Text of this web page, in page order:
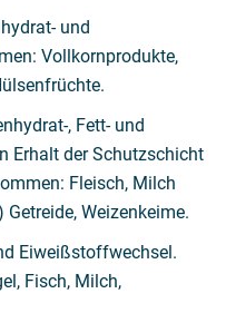
und
Vollkornprodukte,
, Fett- und
Erhalt der Schutzschicht
Fleisch, Milch
Weizenkeime.
Eiweißstoffwechsel.
Fisch, Milch,